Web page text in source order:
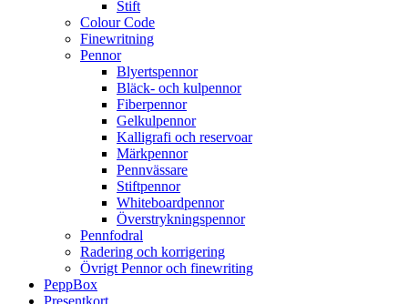
Stift
Colour Code
Finewritning
Pennor
Blyertspennor
Bläck- och kulpennor
Fiberpennor
Gelkulpennor
Kalligrafi och reservoar
Märkpennor
Pennvässare
Stiftpennor
Whiteboardpennor
Överstrykningspennor
Pennfodral
Radering och korrigering
Övrigt Pennor och finewriting
PeppBox
Presentkort